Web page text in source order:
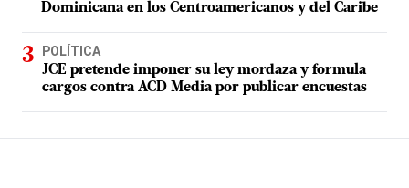
Dominicana en los Centroamericanos y del Caribe
POLÍTICA
JCE pretende imponer su ley mordaza y formula
cargos contra ACD Media por publicar encuestas